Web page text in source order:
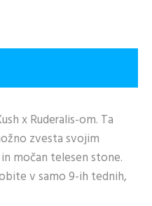
x Ruderalis-om. Ta
zvesta svojim
močan telesen stone.
v samo 9-ih tednih,